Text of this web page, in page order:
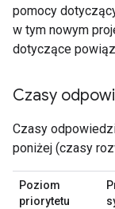
pomocy
w tym nowym
dotyczące
Czasy
Czasy
poniżej (czasy
Poziom
priorytetu